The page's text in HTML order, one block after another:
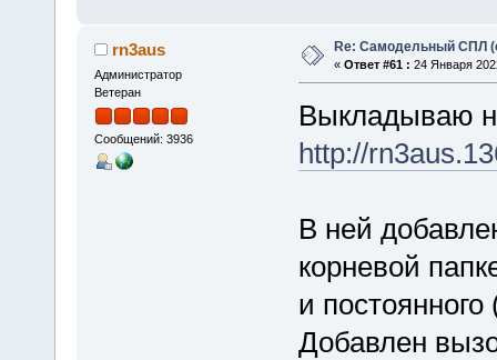
rn3aus
Администратор
Ветеран
Сообщений: 3936
Re: Самодельный СПЛ
« Ответ #61 : 24 Января
Выкладываю
http://
В ней
корневой
и постоянного
Добавлен